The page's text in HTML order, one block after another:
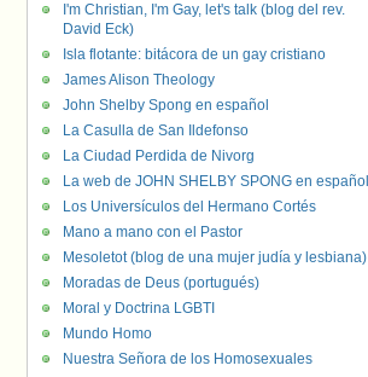
I'm Christian, I'm Gay, let's talk (blog del rev.
David Eck)
Isla flotante: bitácora de un gay cristiano
James Alison Theology
John Shelby Spong en español
La Casulla de San Ildefonso
La Ciudad Perdida de Nivorg
La web de JOHN SHELBY SPONG en español
Los Universículos del Hermano Cortés
Mano a mano con el Pastor
Mesoletot (blog de una mujer judía y lesbiana)
Moradas de Deus (portugués)
Moral y Doctrina LGBTI
Mundo Homo
Nuestra Señora de los Homosexuales